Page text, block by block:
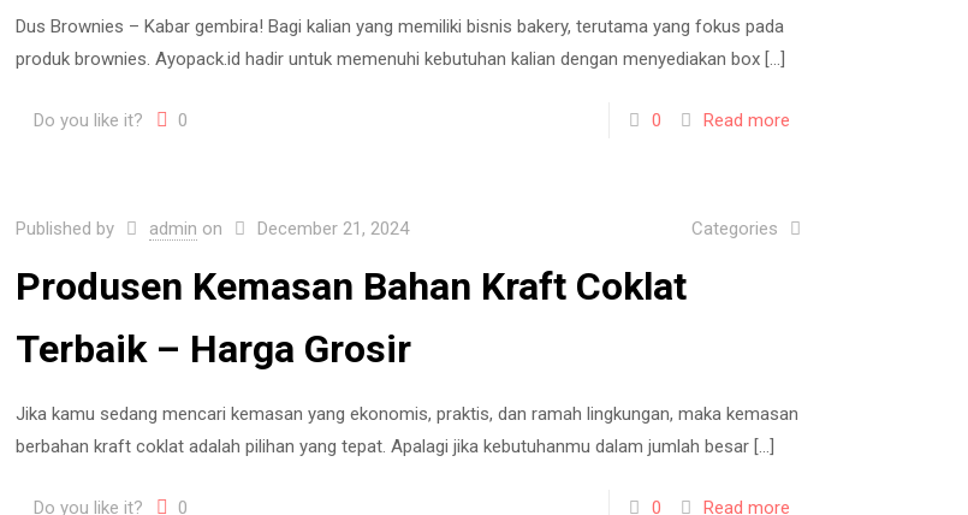
Dus Brownies – Kabar gembira! Bagi kalian yang memiliki bisnis bakery, terutama yang fokus pada
produk brownies. Ayopack.id hadir untuk memenuhi kebutuhan kalian dengan menyediakan box[…]
Do you like it? 0 0 Read more
Published by admin on December 21, 2024 Categories
Produsen Kemasan Bahan Kraft Coklat
Terbaik – Harga Grosir
Jika kamu sedang mencari kemasan yang ekonomis, praktis, dan ramah lingkungan, maka kemasan
berbahan kraft coklat adalah pilihan yang tepat. Apalagi jika kebutuhanmu dalam jumlah besar[…]
Do you like it? 0 0 Read more